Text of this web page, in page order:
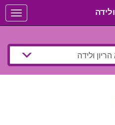
Toggle
navigation